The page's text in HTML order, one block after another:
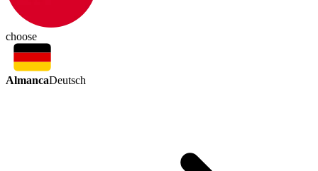
choose
AlmancaDeutsch